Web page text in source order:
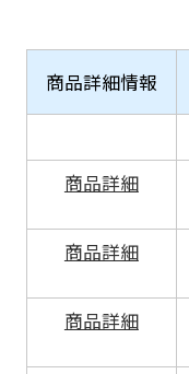
商品詳細情報
商品詳細
商品詳細
商品詳細